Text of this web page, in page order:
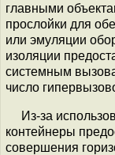
главными
прослойки для
или эмуляции
изоляции
системным
число
Из-за
контейнеры
совершения